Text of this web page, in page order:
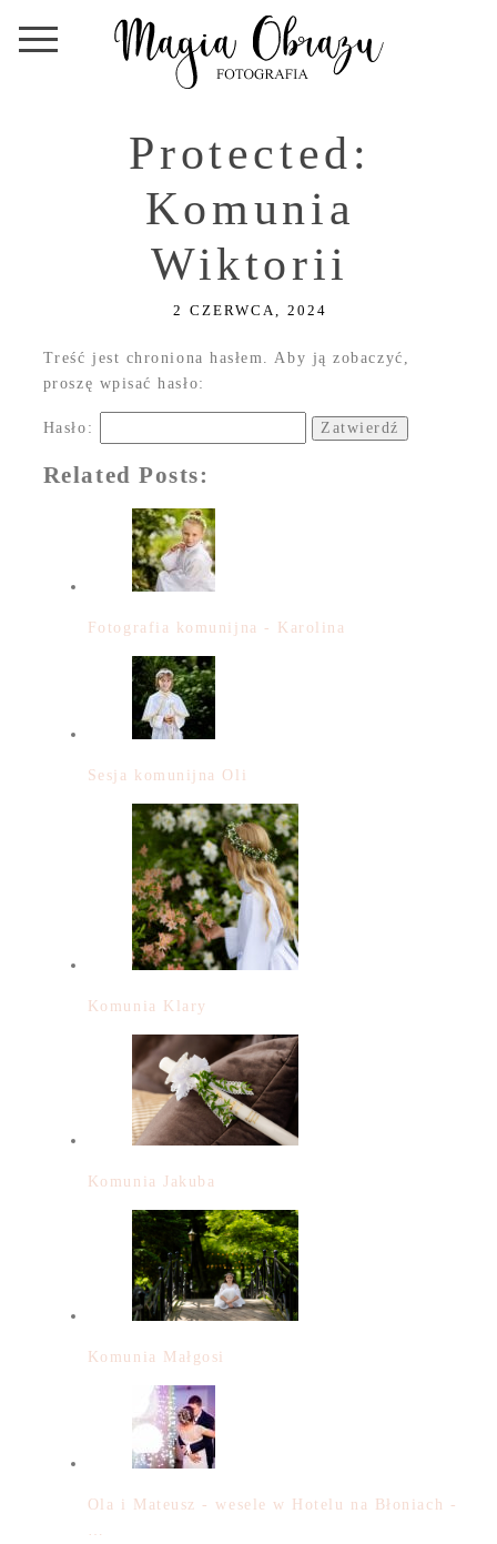
Protected:
Komunia
Wiktorii
2 CZERWCA, 2024
Treść jest chroniona hasłem. Aby ją zobaczyć,
proszę wpisać hasło:
Hasło:
Related Posts:
Fotografia komunijna - Karolina
Sesja komunijna Oli
Komunia Klary
Komunia Jakuba
Komunia Małgosi
Ola i Mateusz - wesele w Hotelu na Błoniach -